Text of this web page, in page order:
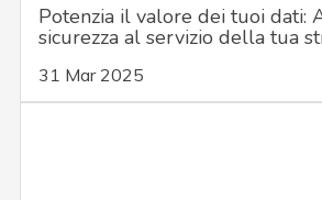
Potenzia il valore dei tuoi dati:
sicurezza al servizio della tua
31 Mar 2025